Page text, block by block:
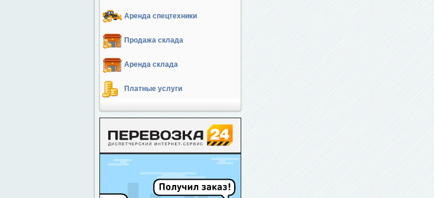
Аренда спецтехники
Продажа склада
Аренда склада
Платные услуги